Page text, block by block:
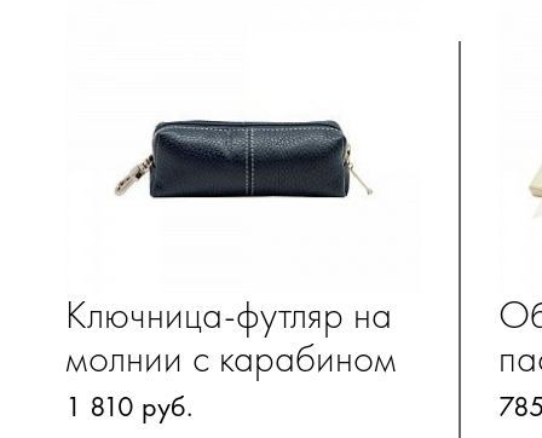
Ключница-футляр на
молнии с карабином
из натуральной кожи
1 810 руб.